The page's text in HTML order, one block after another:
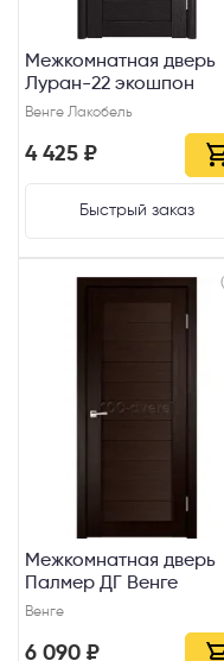
Межкомнатная дверь
Луран-22 экошпон
Венге Лакобель
4 425 ₽
Быстрый заказ
Межкомнатная дверь
Палмер ДГ Венге
Венге
6 090 ₽